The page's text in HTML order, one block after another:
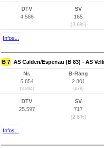
DTV
4.586
SV
165
(3,6%)
Infos...
B 7 AS Calden/Espenau (B 83) - AS
Nr.
5.854
(3.894)
B-Rang
2.801
(678)
DTV
25.597
SV
717
(2,8%)
Infos...